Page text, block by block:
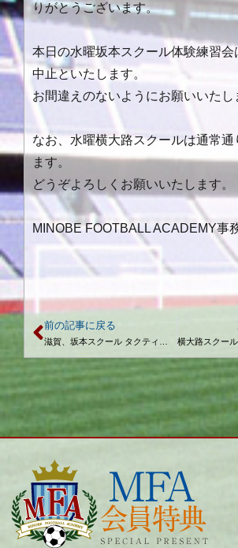
りがとうございます。
本日の水曜坂本スクール体験練習会
中止といたします。
お間違えのないようにお願いいたし
なお、水曜横大路スクールは通常通
ます。
どうぞよろしくお願いいたします。
MINOBE FOOTBALL ACADEMY事
前の記事に戻る